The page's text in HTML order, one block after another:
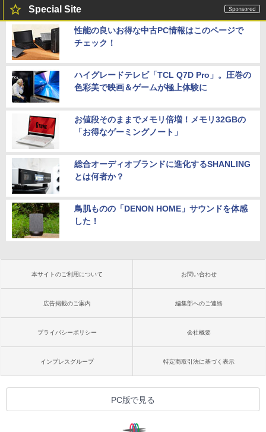
Special Site
性能の良いお得な中古PC情報はこのページで
チェック！
ハイグレードテレビ「TCL Q7D Pro」。圧巻の
色彩美で映画＆ゲームが極上体験に
お値段そのままでメモリ倍増！メモリ32GBの
「お得なゲーミングノート」
総合オーディオブランドに進化するSHANLING
とは何者か？
鳥肌ものの「DENON HOME」サウンドを体感
した！
本サイトのご利用について お問い合わせ
広告掲載のご案内 編集部へのご連絡
プライバシーポリシー 会社概要
インプレスグループ 特定商取引法に基づく表示
PC版で見る